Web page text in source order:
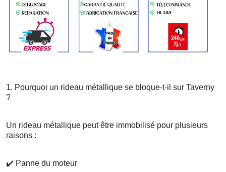
1. Pourquoi un rideau métallique se bloque-t-il sur Taverny
?
Un rideau métallique peut être immobilisé pour plusieurs
raisons :
✔️ Panne du moteur